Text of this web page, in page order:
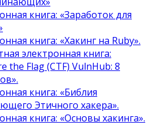
книга: «Заработок для
книга: «Хакинг на Ruby».
электронная книга:
the Flag (CTF) VulnHub: 8
книга: «Библия
Этичного хакера».
книга: «Основы хакинга».